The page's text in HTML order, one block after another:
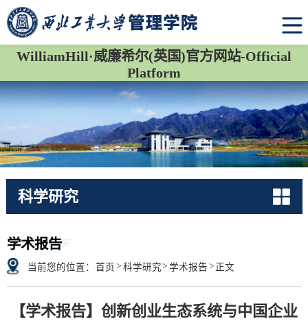
WilliamHill·威廉希尔(英国)官方网站-Official
Platform
科学研究
学术报告
RESEARCH
当前您的位置： 首页 > 科学研究> 学术报告 > 正文
【学术报告】创新创业生态系统与中国企业